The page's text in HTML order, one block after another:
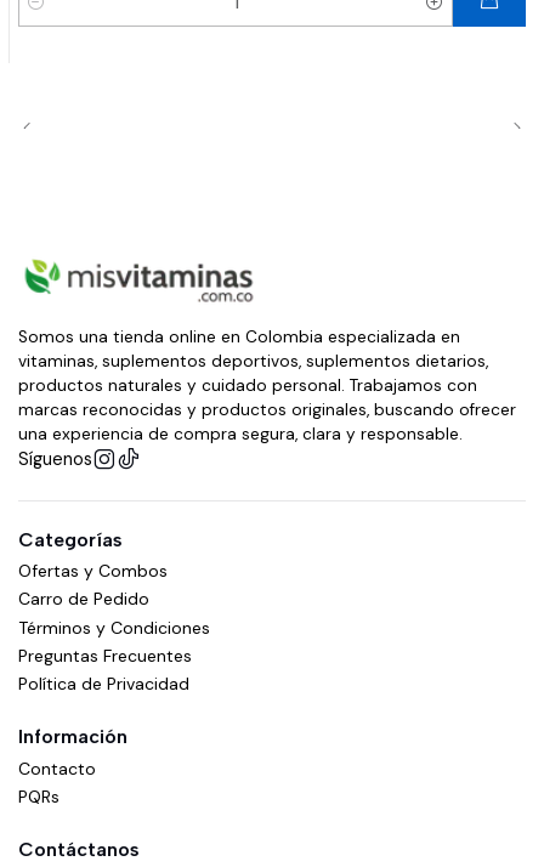
Cantidad
Somos una tienda online en Colombia especializada en
vitaminas, suplementos deportivos, suplementos dietarios,
productos naturales y cuidado personal. Trabajamos con
marcas reconocidas y productos originales, buscando ofrecer
una experiencia de compra segura, clara y responsable.
Síguenos
Categorías
Ofertas y Combos
Carro de Pedido
Términos y Condiciones
Preguntas Frecuentes
Política de Privacidad
Información
Contacto
PQRs
Contáctanos